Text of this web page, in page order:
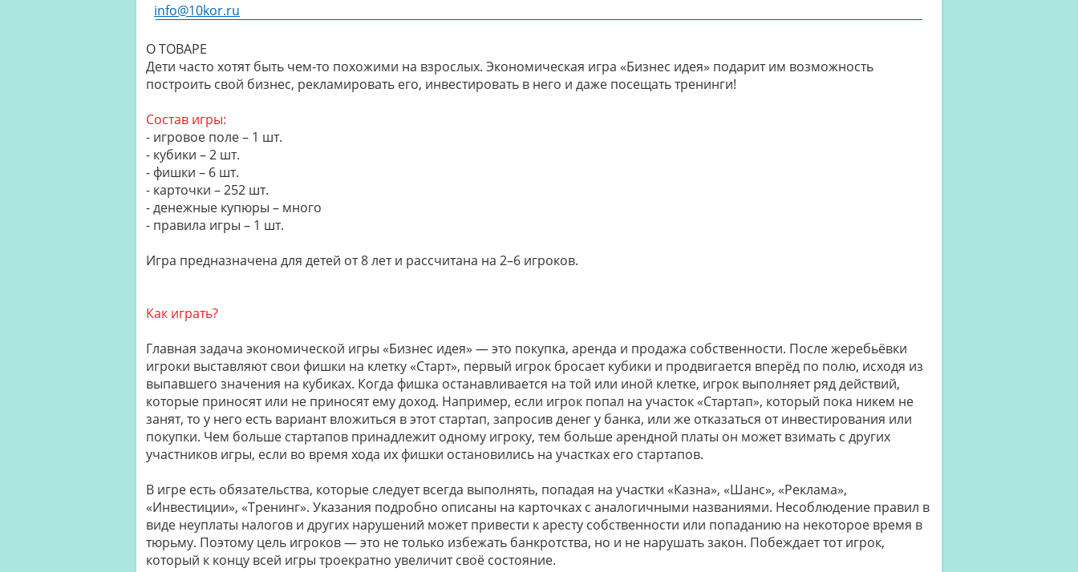
info@10kor.ru
О ТОВАРЕ
Дети часто хотят быть чем-то похожими на взрослых. Экономическая игра «Бизнес идея» подарит им возможность
построить свой бизнес, рекламировать его, инвестировать в него и даже посещать тренинги!
Состав игры:
- игровое поле – 1 шт.
- кубики – 2 шт.
- фишки – 6 шт.
- карточки – 252 шт.
- денежные купюры – много
- правила игры – 1 шт.
Игра предназначена для детей от 8 лет и рассчитана на 2–6 игроков.
Как играть?
Главная задача экономической игры «Бизнес идея» — это покупка, аренда и продажа собственности. После жеребьёвки
игроки выставляют свои фишки на клетку «Старт», первый игрок бросает кубики и продвигается вперёд по полю, исходя из
выпавшего значения на кубиках. Когда фишка останавливается на той или иной клетке, игрок выполняет ряд действий,
которые приносят или не приносят ему доход. Например, если игрок попал на участок «Стартап», который пока никем не
занят, то у него есть вариант вложиться в этот стартап, запросив денег у банка, или же отказаться от инвестирования или
покупки. Чем больше стартапов принадлежит одному игроку, тем больше арендной платы он может взимать с других
участников игры, если во время хода их фишки остановились на участках его стартапов.
В игре есть обязательства, которые следует всегда выполнять, попадая на участки «Казна», «Шанс», «Реклама»,
«Инвестиции», «Тренинг». Указания подробно описаны на карточках с аналогичными названиями. Несоблюдение правил в
виде неуплаты налогов и других нарушений может привести к аресту собственности или попаданию на некоторое время в
тюрьму. Поэтому цель игроков — это не только избежать банкротства, но и не нарушать закон. Побеждает тот игрок,
который к концу всей игры троекратно увеличит своё состояние.